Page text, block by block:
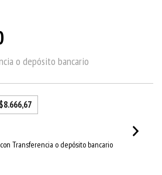
o depósito bancario
$8.666,67
Transferencia o depósito bancario